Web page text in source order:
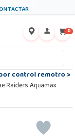
0
control remotro>
Raiders Aquamax